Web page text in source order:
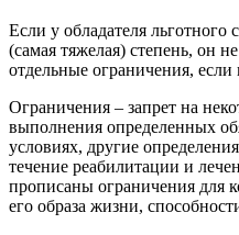
Если у обладателя льготного
(самая тяжелая) степень, он
отдельные ограничения,
Ограничения – запрет на
выполнения определенных
условиях, другие
течение реабилитации и
прописаны ограничения для
его образа жизни,